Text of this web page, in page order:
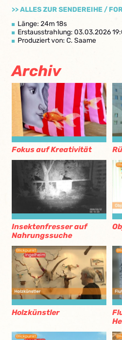
>> ALLES ZUR SENDEREIHE /
Länge: 24m 18s
Erstausstrahlung: 03.03.2026
Produziert von: C. Saame
Archiv
Fokus auf Kreativität
Insektenfresser auf
Nahrungssuche
Holzkünstler